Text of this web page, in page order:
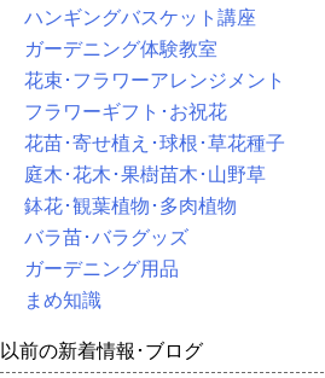
ハンギングバスケット講座
ガーデニング体験教室
花束･フラワーアレンジメント
フラワーギフト･お祝花
花苗･寄せ植え･球根･草花種子
庭木･花木･果樹苗木･山野草
鉢花･観葉植物･多肉植物
バラ苗･バラグッズ
ガーデニング用品
まめ知識
以前の新着情報･ブログ